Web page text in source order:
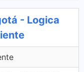
- Logica